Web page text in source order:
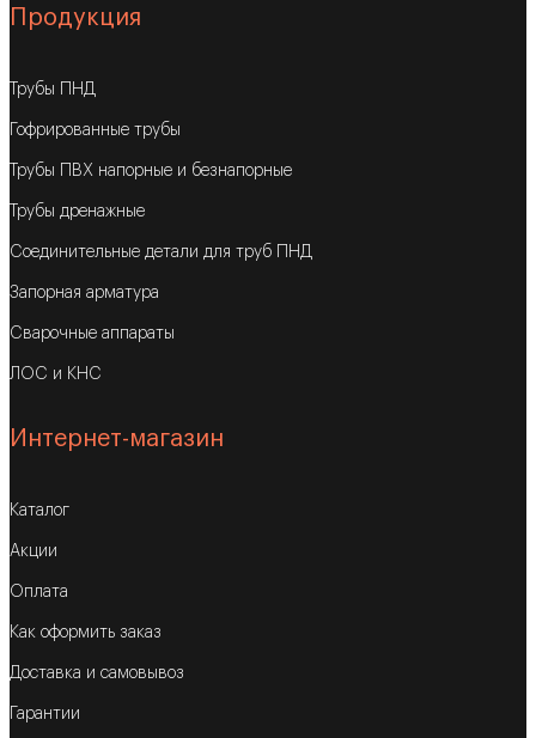
Продукция
Трубы ПНД
Гофрированные трубы
Трубы ПВХ напорные и безнапорные
Трубы дренажные
Соединительные детали для труб ПНД
Запорная арматура
Сварочные аппараты
ЛОС и КНС
Интернет-магазин
Каталог
Акции
Оплата
Как оформить заказ
Доставка и самовывоз
Гарантии